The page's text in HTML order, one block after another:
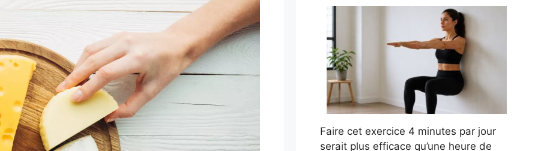
Faire cet exercice 4 minutes par jour
serait plus efficace qu’une heure de